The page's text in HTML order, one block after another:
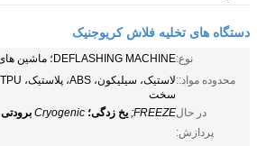
دستگاه های تخلیه فلاش کریوجنیک
نوع:DEFLASHING MACHINE؛ ماشین های برودتی فلاش
محدوده مواد::
سخت
در حال
پردازش:
FREEZE; یخ زدگی؛ Cryogenic برودتی